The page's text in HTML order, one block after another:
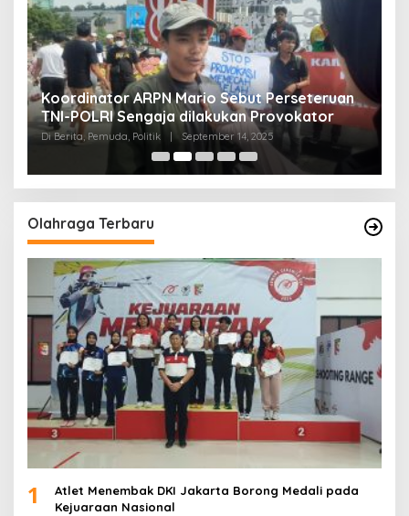
Koordinator ARPN Mario Sebut Perseteruan
TNI-POLRI Sengaja dilakukan Provokator
Di Berita, Pemuda, Politik September 14, 2025
Olahraga Terbaru
1
Atlet Menembak DKI Jakarta Borong Medali pada
Kejuaraan Nasional